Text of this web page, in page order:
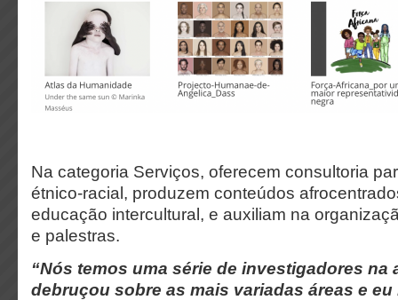
Na categoria Serviços, oferecem consultoria
étnico-racial, produzem conteúdos
educação intercultural, e auxiliam na
e palestras.
“Nós temos uma série de investigadores na
debruçou sobre as mais variadas áreas e